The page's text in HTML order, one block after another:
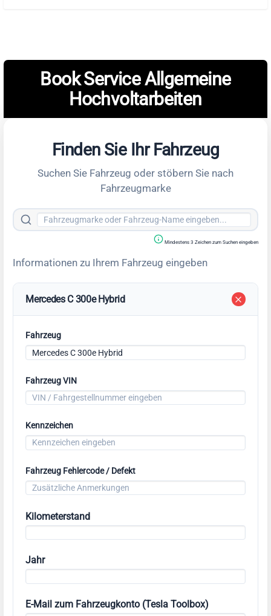
Book Service Allgemeine
Hochvoltarbeiten
Finden Sie Ihr Fahrzeug
Suchen Sie Fahrzeug oder stöbern Sie nach
Fahrzeugmarke
Mindestens 3 Zeichen zum Suchen eingeben
Informationen zu Ihrem Fahrzeug eingeben
Mercedes C 300e Hybrid
Fahrzeug
Fahrzeug VIN
Kennzeichen
Fahrzeug Fehlercode / Defekt
Kilometerstand
Jahr
E-Mail zum Fahrzeugkonto (Tesla Toolbox)